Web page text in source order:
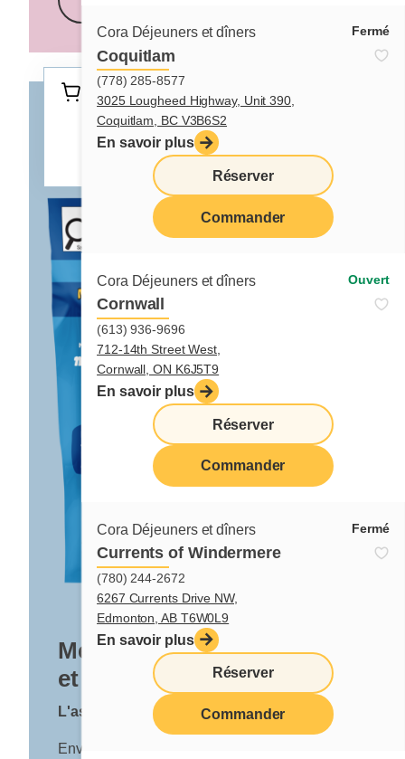
Cora Déjeuners et dîners Fermé
Coquitlam
(778) 285-8577
3025 Lougheed Highway, Unit 390,
Coquitlam, BC V3B6S2
En savoir plus
Réserver
Commander
Cora Déjeuners et dîners Ouvert
Cornwall
(613) 936-9696
712-14th Street West,
Cornwall, ON K6J5T9
En savoir plus
Réserver
Commander
Cora Déjeuners et dîners Fermé
Currents of Windermere
(780) 244-2672
6267 Currents Drive NW,
Edmonton, AB T6W0L9
En savoir plus
Réserver
Commander
Retrouvez ce produit dans tout les
restaurants Cora et près des
nécessaires à pâtisserie chez votre
marchand favori.
Mélange à muffins bleuets
et avoine
L'astuce de Cora
Envie de rendre vos muffins encore plus